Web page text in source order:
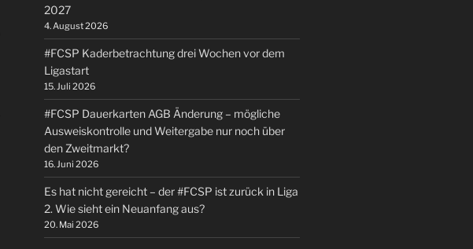
2027
4. August 2026
#FCSP Kaderbetrachtung drei Wochen vor dem
Ligastart
15. Juli 2026
#FCSP Dauerkarten AGB Änderung – mögliche
Ausweiskontrolle und Weitergabe nur noch über
den Zweitmarkt?
16. Juni 2026
Es hat nicht gereicht – der #FCSP ist zurück in Liga
2. Wie sieht ein Neuanfang aus?
20. Mai 2026